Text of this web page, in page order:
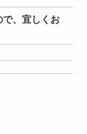
、宜しくお